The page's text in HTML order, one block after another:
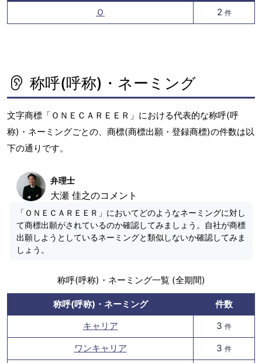
Ｏ 2 件
称呼(呼称)・ネーミング
文字商標「ＯＮＥＣＡＲＥＥＲ」における代表的な称呼(呼
称)・ネーミングごとの、商標(商標出願・登録商標)の件数は以
下の通りです。
弁理士
大瀬 佳之のコメント
「ＯＮＥＣＡＲＥＥＲ」においてどのようなネーミングに対し
て商標出願がされているのか確認してみましょう。自社が商標
出願しようとしているネーミングと類似しないか確認してみま
しょう。
称呼(呼称)・ネーミング一覧 (全期間)
称呼(呼称)・ネーミング
件数
キャリア
3 件
ワンキャリア 3 件